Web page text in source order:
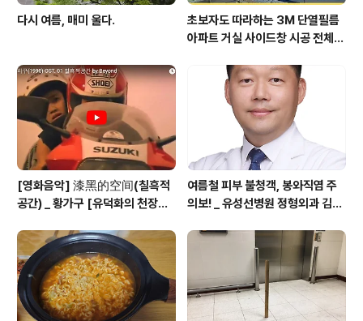
다시 여름, 매미 울다.
초보자도 따라하는 3M 단열필름
아파트 거실 사이드창 시공 전체
[영화음악] 漆黑的空间(칠흑적
공간) _ 황가구 [유덕화의 천장지
여름철 피부 불청객, 봉와직염 주
의보! _ 유성선병원 정형외과 김의